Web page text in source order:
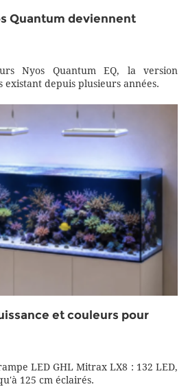
Quantum deviennent
Nyos Quantum EQ, la version
existant depuis plusieurs années.
et couleurs pour
LED GHL Mitrax LX8 : 132 LED,
125 cm éclairés.